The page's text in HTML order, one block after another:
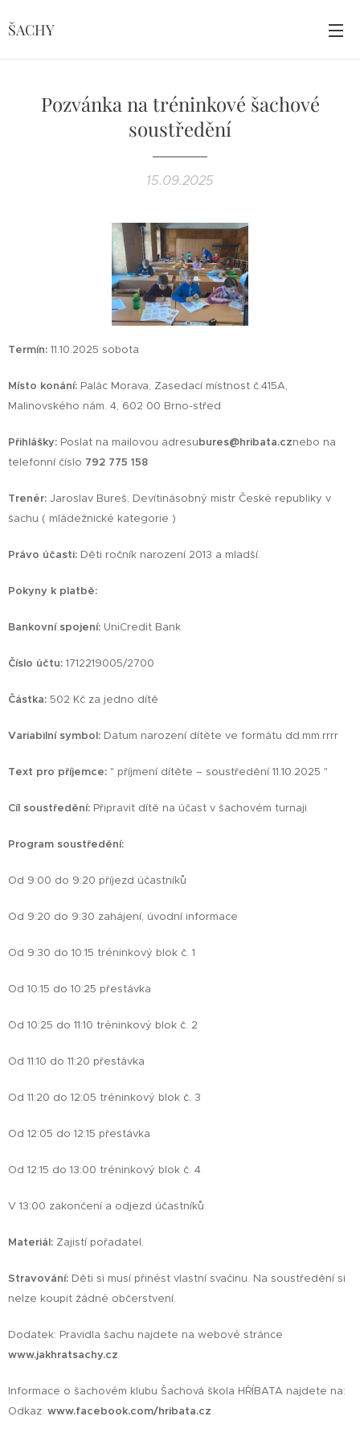
ŠACHY
Pozvánka na tréninkové šachové
soustředění
15.09.2025
Termín: 11.10.2025 sobota
Místo konání: Palác Morava, Zasedací místnost č.415A,
Malinovského nám. 4, 602 00 Brno-střed
Přihlášky: Poslat na mailovou adresubures@hribata.cznebo na
telefonní číslo 792 775 158
Trenér: Jaroslav Bureš, Devítinásobný mistr České republiky v
šachu ( mládežnické kategorie )
Právo účasti: Děti ročník narození 2013 a mladší.
Pokyny k platbě:
Bankovní spojení: UniCredit Bank
Číslo účtu: 1712219005/2700
Částka: 502 Kč za jedno dítě
Variabilní symbol: Datum narození dítěte ve formátu dd.mm.rrrr
Text pro příjemce: " příjmení dítěte – soustředění 11.10.2025 "
Cíl soustředění: Připravit dítě na účast v šachovém turnaji
Program soustředění:
Od 9:00 do 9:20 příjezd účastníků
Od 9:20 do 9:30 zahájení, úvodní informace
Od 9:30 do 10:15 tréninkový blok č. 1
Od 10:15 do 10:25 přestávka
Od 10:25 do 11:10 tréninkový blok č. 2
Od 11:10 do 11:20 přestávka
Od 11:20 do 12:05 tréninkový blok č. 3
Od 12:05 do 12:15 přestávka
Od 12:15 do 13:00 tréninkový blok č. 4
V 13:00 zakončení a odjezd účastníků
Materiál: Zajistí pořadatel.
Stravování: Děti si musí přinést vlastní svačinu. Na soustředění si
nelze koupit žádné občerstvení.
Dodatek: Pravidla šachu najdete na webové stránce
www.jakhratsachy.cz
Informace o šachovém klubu Šachová škola HŘÍBATA najdete na:
Odkaz: www.facebook.com/hribata.cz